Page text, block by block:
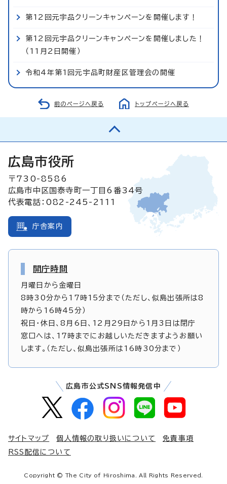
第12回元宇品クリーンキャンペーンを開催します！
第12回元宇品クリーンキャンペーンを開催しました！
（11月2日開催）
令和4年第1回元宇品町財産区管理会の開催
前のページへ戻る トップページへ戻る
広島市役所
〒730-8586
広島市中区国泰寺町一丁目6番34号
代表電話：082-245-2111
庁舎案内
開庁時間
月曜日から金曜日
8時30分から17時15分まで（ただし、似島出張所は8
時から16時45分）
祝日・休日、8月6日、12月29日から1月3日は閉庁
窓口へは、17時までにお越しいただきますようお願い
します。（ただし、似島出張所は16時30分まで）
広島市公式SNS情報発信中
サイトマップ 個人情報の取り扱いについて
免責事項
RSS配信について
Copyright © The City of Hiroshima. All Rights Reserved.